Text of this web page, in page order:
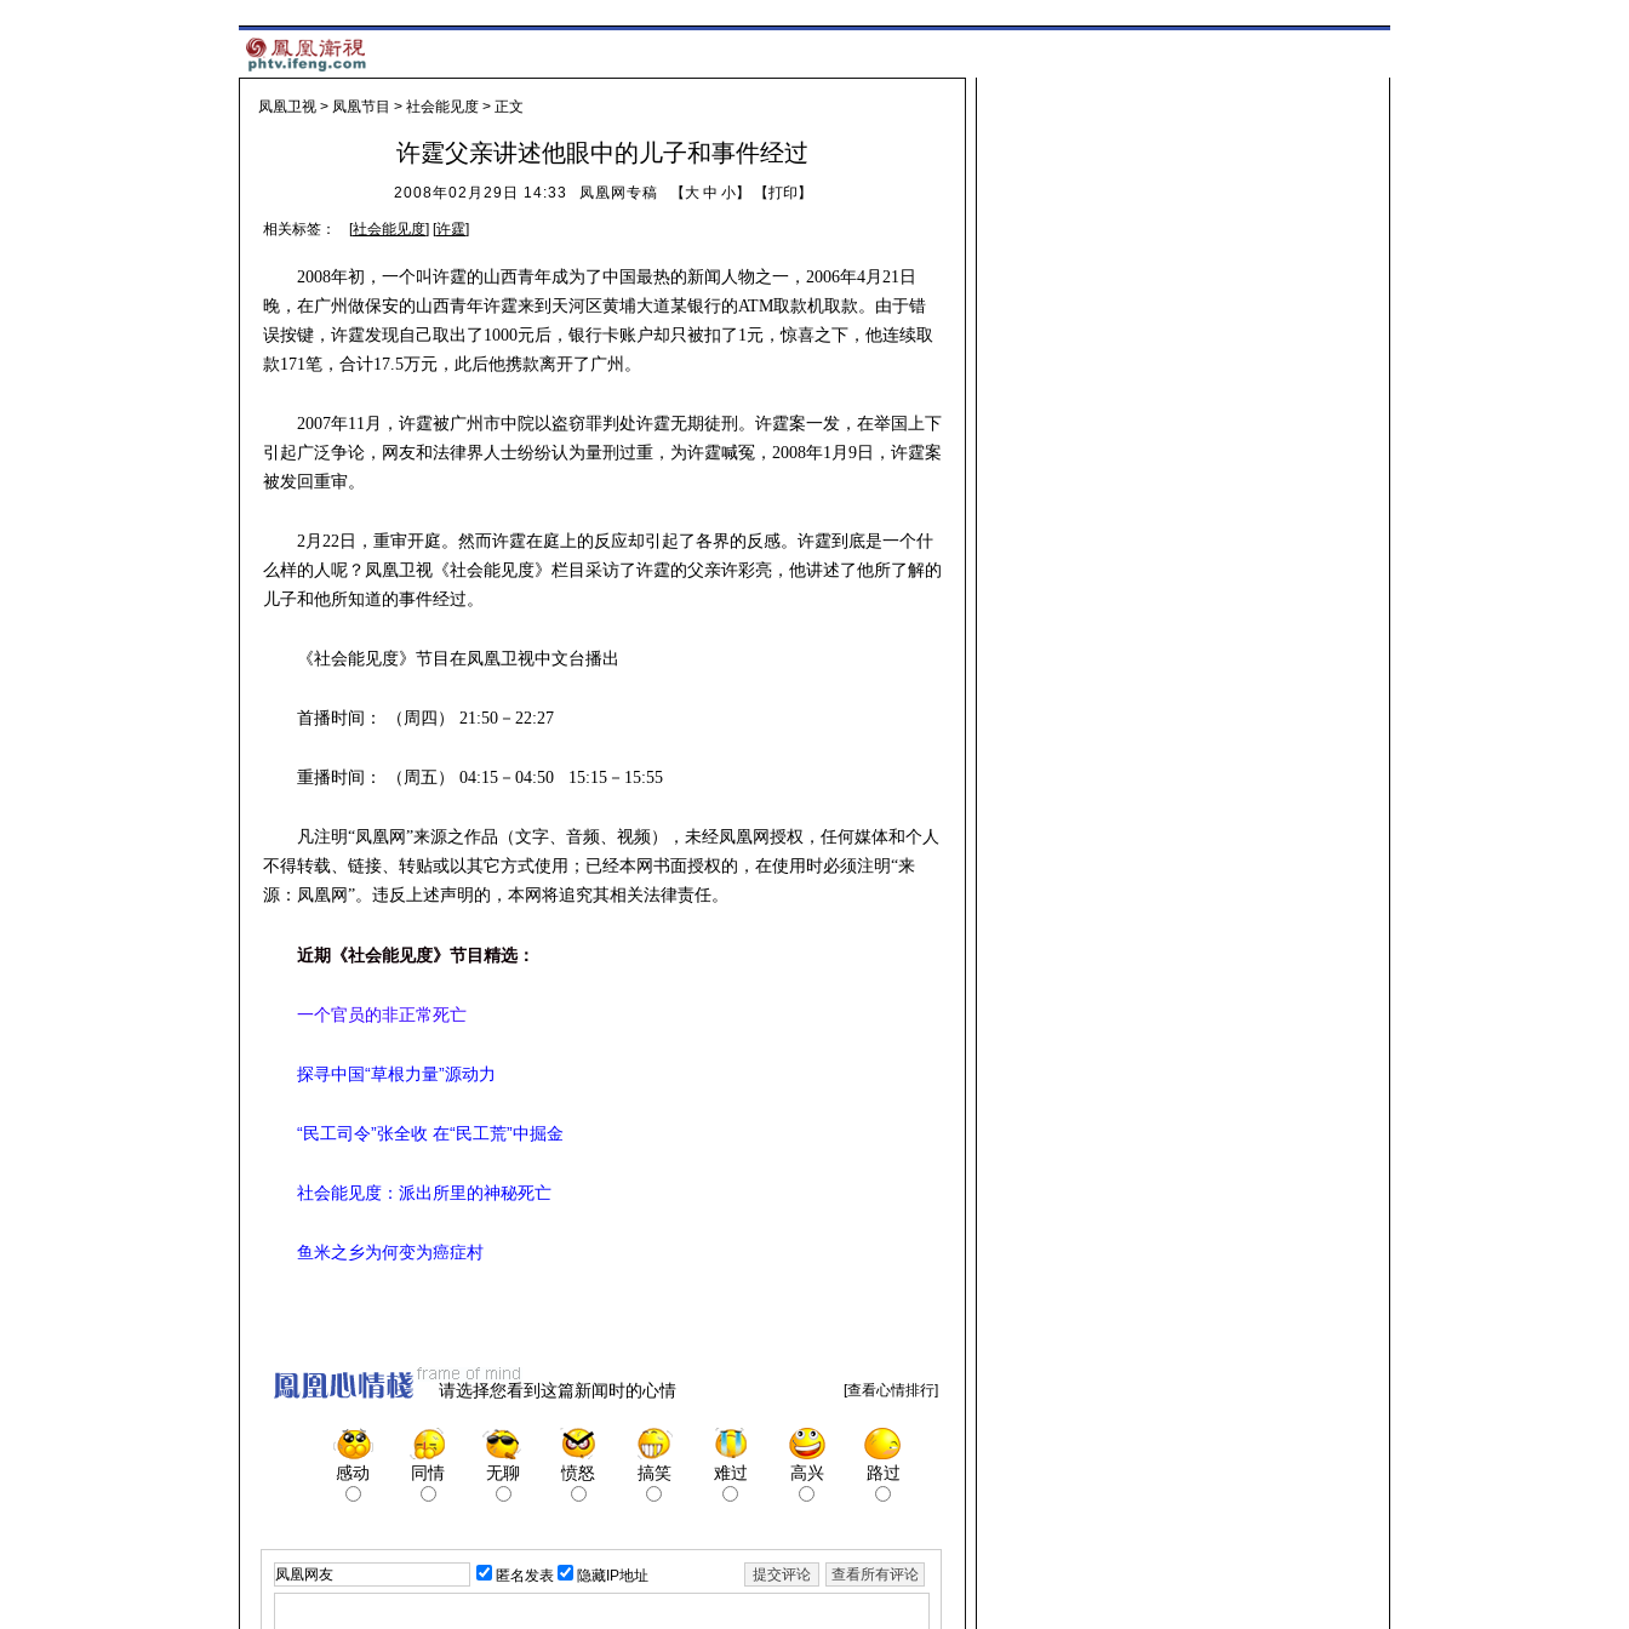
凤凰卫视 > 凤凰节目 > 社会能见度 > 正文
许霆父亲讲述他眼中的儿子和事件经过
2008年02月29日 14:33 凤凰网专稿 【大 中 小】 【打印 】
相关标签： [社会能见度] [许霆]
2008年初，一个叫许霆的山西青年成为了中国最热的新闻人物之一，2006年4月21日
晚，在广州做保安的山西青年许霆来到天河区黄埔大道某银行的ATM取款机取款。由于错
误按键，许霆发现自己取出了1000元后，银行卡账户却只被扣了1元，惊喜之下，他连续取
款171笔，合计17.5万元，此后他携款离开了广州。
2007年11月，许霆被广州市中院以盗窃罪判处许霆无期徒刑。许霆案一发，在举国上下
引起广泛争论，网友和法律界人士纷纷认为量刑过重，为许霆喊冤，2008年1月9日，许霆案
被发回重审。
2月22日，重审开庭。然而许霆在庭上的反应却引起了各界的反感。许霆到底是一个什
么样的人呢？凤凰卫视《社会能见度》栏目采访了许霆的父亲许彩亮，他讲述了他所了解的
儿子和他所知道的事件经过。
《社会能见度》节目在凤凰卫视中文台播出
首播时间： （周四） 21:50－22:27
重播时间： （周五） 04:15－04:50 15:15－15:55
凡注明“凤凰网”来源之作品（文字、音频、视频），未经凤凰网授权，任何媒体和个人
不得转载、链接、转贴或以其它方式使用；已经本网书面授权的，在使用时必须注明“来
源：凤凰网”。违反上述声明的，本网将追究其相关法律责任。
近期《社会能见度》节目精选：
一个官员的非正常死亡
探寻中国“草根力量”源动力
“民工司令”张全收 在“民工荒”中掘金
社会能见度：派出所里的神秘死亡
鱼米之乡为何变为癌症村
请选择您看到这篇新闻时的心情 [查看心情排行]
感动 同情 无聊 愤怒 搞笑 难过 高兴 路过
匿名发表 隐藏IP地址